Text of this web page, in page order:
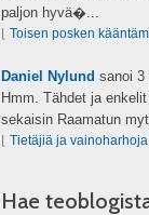
paljon hyvä�...
Toisen posken
Daniel Nylund sanoi 3
Hmm. Tähdet ja
sekaisin Raamatun
Tietäjiä ja vainoharhoja
Hae